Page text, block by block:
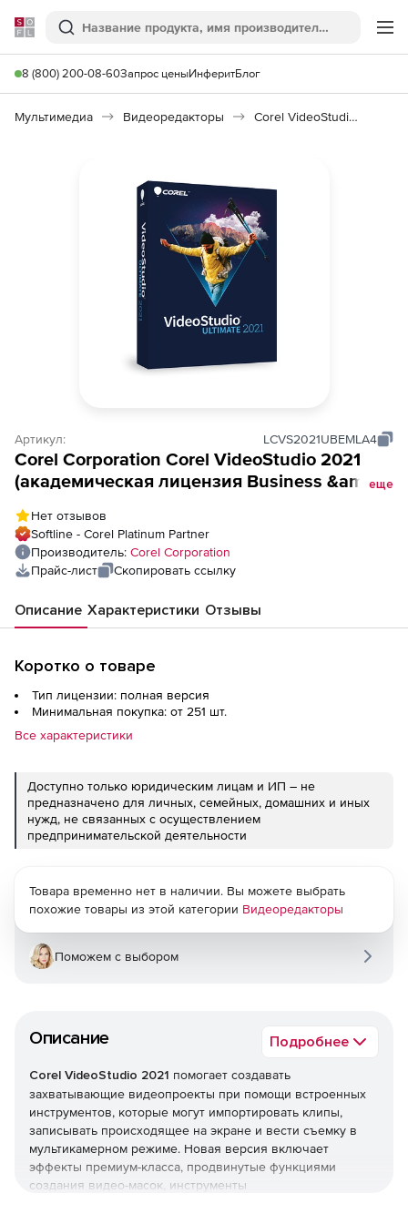
Softline
Поиск
8 (800) 200-08-60Запрос ценыИнферитБлог
Мультимедиа Видеоредакторы Corel VideoStudio 2021
Артикул: LCVS2021UBEMLA4
Corel Corporation Corel VideoStudio 2021
(академическая лицензия Business &amp;еще
Нет отзывов
Softline - Corel Platinum Partner
Производитель: Corel Corporation
Прайс-лист
Скопировать ссылку
Описание Характеристики Отзывы
Коротко о товаре
Тип лицензии: полная версия
Минимальная покупка: от 251 шт.
Все характеристики
Доступно только юридическим лицам и ИП – не
предназначено для личных, семейных, домашних и иных
нужд, не связанных с осуществлением
предпринимательской деятельности
Описание Подробнее
Corel VideoStudio 2021 помогает создавать
захватывающие видеопроекты при помощи встроенных
инструментов, которые могут импортировать клипы,
записывать происходящее на экране и вести съемку в
мультикамерном режиме. Новая версия включает
эффекты премиум-класса, продвинутые функциями
создания видео-масок, инструменты
Товара временно нет в наличии. Вы можете выбрать
похожие товары из этой категории Видеоредакторы
Поможем с выбором